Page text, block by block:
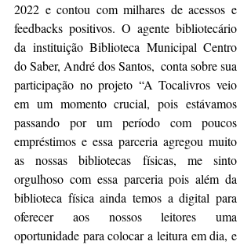
2022 e contou com milhares de acessos e
feedbacks positivos. O agente bibliotecário
da instituição Biblioteca Municipal Centro
do Saber, André dos Santos,  conta sobre sua
participação no projeto “A Tocalivros veio
em um momento crucial, pois estávamos
passando por um período com poucos
empréstimos e essa parceria agregou muito
as nossas bibliotecas físicas, me sinto
orgulhoso com essa parceria pois além da
biblioteca física ainda temos a digital para
oferecer aos nossos leitores uma
oportunidade para colocar a leitura em dia, e